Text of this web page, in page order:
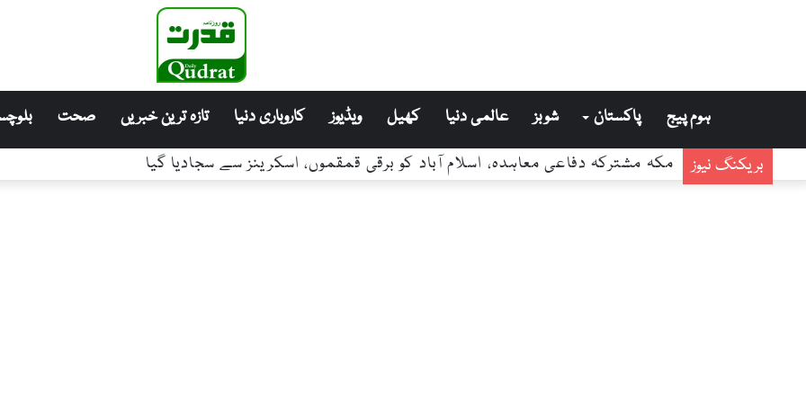
ہوم پیج پاکستان شوبز عالمی دنیا کھیل ویڈیوز کاروباری دنیا تازہ ترین خبریں صحت
بریکنگ نیوز مکہ مشترکہ دفاعی معاہدہ، اسلام آباد کو برقی قمقموں، اسکرینز سے سجادیا گیا